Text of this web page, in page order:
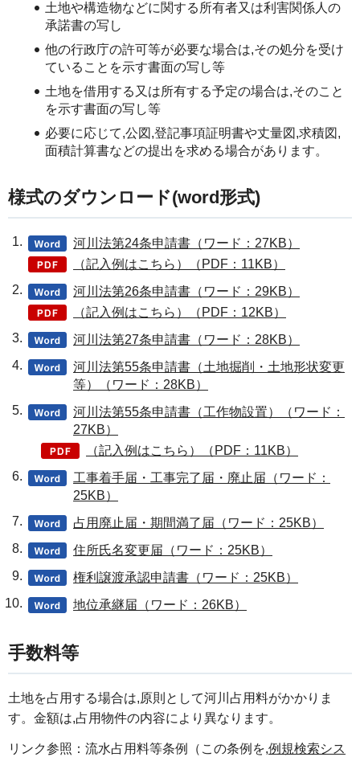
土地や構造物などに関する所有者又は利害関係人の
承諾書の写し
他の行政庁の許可等が必要な場合は,その処分を受け
ていることを示す書面の写し等
土地を借用する又は所有する予定の場合は,そのこと
を示す書面の写し等
必要に応じて,公図,登記事項証明書や丈量図,求積図,
面積計算書などの提出を求める場合があります。
様式のダウンロード(word形式)
河川法第24条申請書（ワード：27KB）
（記入例はこちら）（PDF：11KB）
河川法第26条申請書（ワード：29KB）
（記入例はこちら）（PDF：12KB）
河川法第27条申請書（ワード：28KB）
河川法第55条申請書（土地掘削・土地形状変更
等）（ワード：28KB）
河川法第55条申請書（工作物設置）（ワード：
27KB）
（記入例はこちら）（PDF：11KB）
工事着手届・工事完了届・廃止届（ワード：
25KB）
占用廃止届・期間満了届（ワード：25KB）
住所氏名変更届（ワード：25KB）
権利譲渡承認申請書（ワード：25KB）
地位承継届（ワード：26KB）
手数料等
土地を占用する場合は,原則として河川占用料がかかりま
す。金額は,占用物件の内容により異なります。
リンク参照：流水占用料等条例（この条例を,例規検索シス